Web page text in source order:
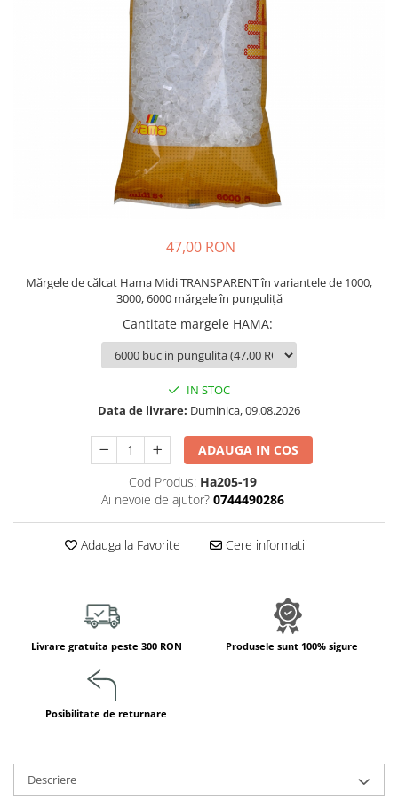
Biciclete si Triciclete
Biciclete Viking Challange
Biciclete Viking Explorer
Echipamente camere senzoriale
Oferte pentru Camere Senzoriale
Creativitate si indemanare
Cuburi și cărămizi
Jucarii de constructii
Dezvoltare cognitiva
Jucării de sortare
Dezvoltare psihomotrica
Dezvoltare proprioceptiva
Jucarii de echilibru
Mingi terapeutice
Module din burete
Motricitate fina
Motricitate grosiera
Saltele
Trasee de motricitate
47,00 RON
Mărgele de călcat Hama Midi TRANSPARENT în variantele de 1000,
3000, 6000 mărgele în punguliță
Cantitate margele HAMA:
IN STOC
Data de livrare: Duminica, 09.08.2026
ADAUGA IN COS
Cod Produs: Ha205-19
Ai nevoie de ajutor? 0744490286
Adauga la Favorite Cere informatii
Livrare gratuita peste 300 RON Produsele sunt 100% sigure
Posibilitate de returnare
Descriere